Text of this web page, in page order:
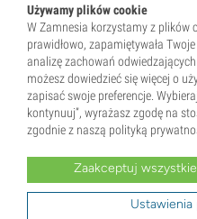
Używamy plików cookie
W Zamnesia korzystamy z plików
prawidłowo, zapamiętywała
analizę zachowań
możesz dowiedzieć się więcej o
zapisać swoje preferencje.
kontynuuj”, wyrażasz zgodę na
zgodnie z naszą polityką
Zaakceptuj
* Nasiona są sprzedawane wyłącznie jako
zamieszkania oraz znasz obowiązujące